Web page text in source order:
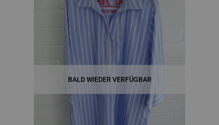
BALD WIEDER VERFÜGBAR